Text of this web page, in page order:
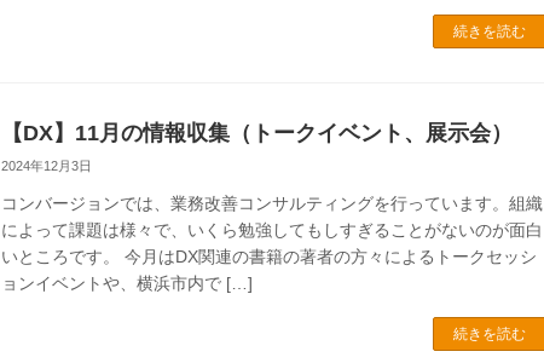
続きを読む
【DX】11月の情報収集（トークイベント、展示会）
2024年12月3日
コンバージョンでは、業務改善コンサルティングを行っています。組織
によって課題は様々で、いくら勉強してもしすぎることがないのが面白
いところです。 今月はDX関連の書籍の著者の方々によるトークセッシ
ョンイベントや、横浜市内で […]
続きを読む